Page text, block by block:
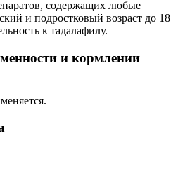
содержащих любые
и подростковый возраст до 18
к тадалафилу.
и кормлении